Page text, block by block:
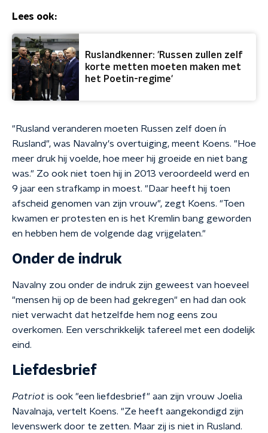
Lees ook:
Ruslandkenner: 'Russen zullen zelf
korte metten moeten maken met
het Poetin-regime'
"Rusland veranderen moeten Russen zelf doen ín
Rusland", was Navalny's overtuiging, meent Koens. "Hoe
meer druk hij voelde, hoe meer hij groeide en niet bang
was." Zo ook niet toen hij in 2013 veroordeeld werd en
9 jaar een strafkamp in moest. "Daar heeft hij toen
afscheid genomen van zijn vrouw", zegt Koens. "Toen
kwamen er protesten en is het Kremlin bang geworden
en hebben hem de volgende dag vrijgelaten."
Onder de indruk
Navalny zou onder de indruk zijn geweest van hoeveel
"mensen hij op de been had gekregen" en had dan ook
niet verwacht dat hetzelfde hem nog eens zou
overkomen. Een verschrikkelijk tafereel met een dodelijk
eind.
Liefdesbrief
Patriot is ook "een liefdesbrief" aan zijn vrouw Joelia
Navalnaja, vertelt Koens. "Ze heeft aangekondigd zijn
levenswerk door te zetten. Maar zij is niet in Rusland.